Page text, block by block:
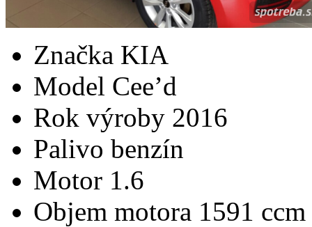
Značka KIA
Model Cee’d
Rok výroby 2016
Palivo benzín
Motor 1.6
Objem motora 1591 ccm